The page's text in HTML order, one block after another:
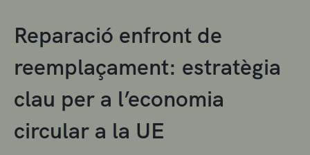
Reparació enfront de
reemplaçament: estratègia
clau per a l’economia
circular a la UE